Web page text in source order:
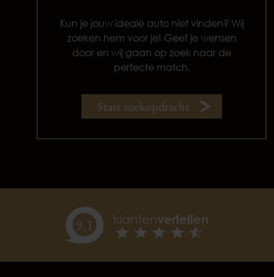
Kun je jouw ideale auto niet vinden? Wij
zoeken hem voor je! Geef je wensen
door en wij gaan op zoek naar de
perfecte match.
Start zoekopdracht
9,1 klantenvertellen